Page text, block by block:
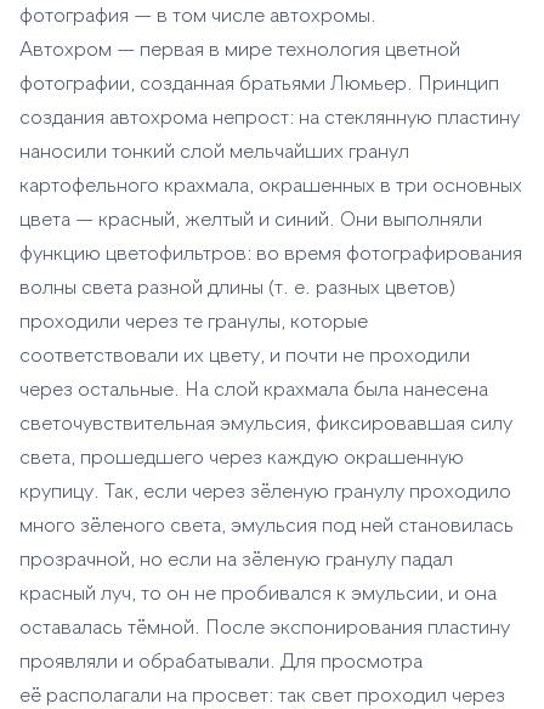
фотография — в том числе автохромы.
Автохром — первая в мире технология цветной
фотографии, созданная братьями Люмьер. Принцип
создания автохрома непрост: на стеклянную пластину
наносили тонкий слой мельчайших гранул
картофельного крахмала, окрашенных в три основных
цвета — красный, желтый и синий. Они выполняли
функцию цветофильтров: во время фотографирования
волны света разной длины (т. е. разных цветов)
проходили через те гранулы, которые
соответствовали их цвету, и почти не проходили
через остальные. На слой крахмала была нанесена
светочувствительная эмульсия, фиксировавшая силу
света, прошедшего через каждую окрашенную
крупицу. Так, если через зёленую гранулу проходило
много зёленого света, эмульсия под ней становилась
прозрачной, но если на зёленую гранулу падал
красный луч, то он не пробивался к эмульсии, и она
оставалась тёмной. После экспонирования пластину
проявляли и обрабатывали. Для просмотра
её располагали на просвет: так свет проходил через